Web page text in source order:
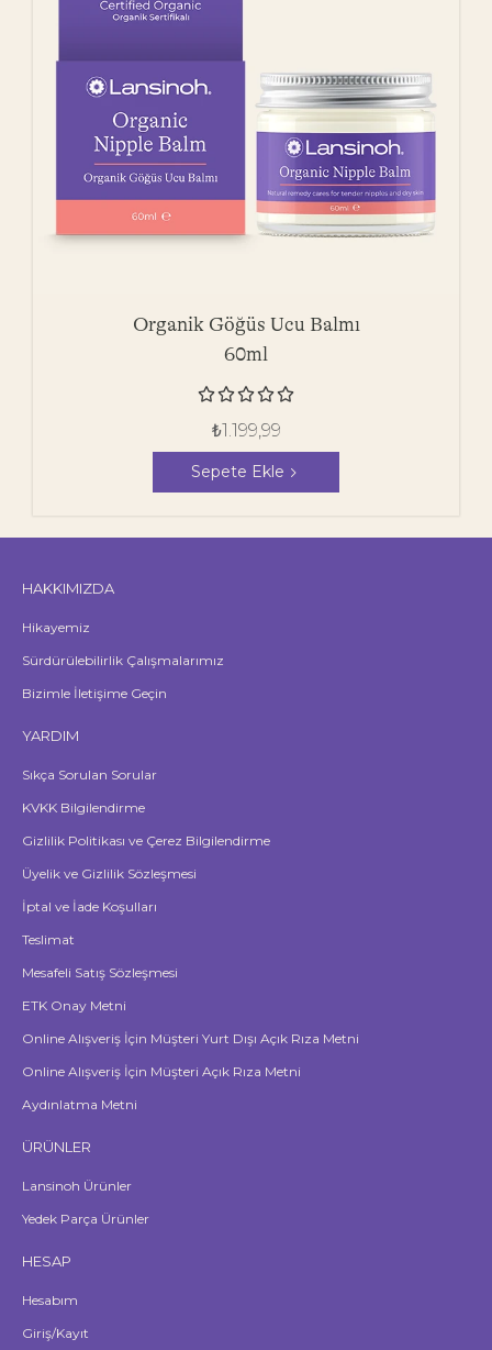
Organik Göğüs Ucu Balmı
60ml

₺1.199,99
Sepete Ekle
HAKKIMIZDA
Hikayemiz
Sürdürülebilirlik Çalışmalarımız
Bizimle İletişime Geçin
YARDIM
Sıkça Sorulan Sorular
KVKK Bilgilendirme
Gizlilik Politikası ve Çerez Bilgilendirme
Üyelik ve Gizlilik Sözleşmesi
İptal ve İade Koşulları
Teslimat
Mesafeli Satış Sözleşmesi
ETK Onay Metni
Online Alışveriş İçin Müşteri Yurt Dışı Açık Rıza Metni
Online Alışveriş İçin Müşteri Açık Rıza Metni
Aydınlatma Metni
ÜRÜNLER
Lansinoh Ürünler
Yedek Parça Ürünler
HESAP
Hesabım
Giriş/Kayıt